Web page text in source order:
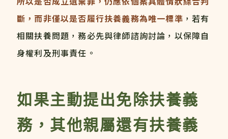
斷，而非僅以是否履行扶養義務為唯一標準 ，若有
相關扶養問題，務必先與律師諮詢討論，以保障自
身權利及刑事責任。
如果主動提出免除扶養義
務，其他親屬還有扶養義